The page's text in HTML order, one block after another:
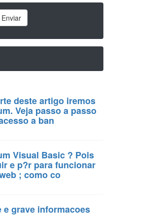
Enviar
deste artigo iremos
Veja passo a passo
a ban
Visual Basic ? Pois
e p?r para funcionar
; como co
grave informacoes